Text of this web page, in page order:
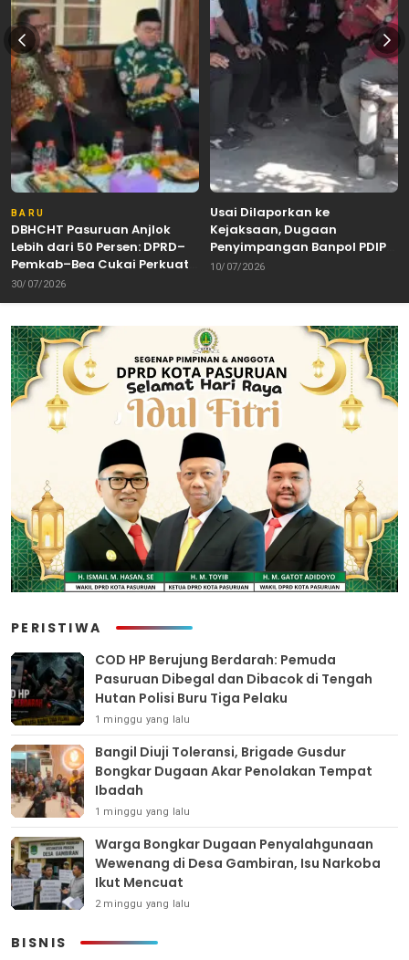
BARU
DBHCHT Pasuruan Anjlok
Lebih dari 50 Persen: DPRD–
Pemkab–Bea Cukai Perkuat
Perang Melawan Peredaran
Rokok Ilegal
30/07/2026
Usai Dilaporkan ke
Kejaksaan, Dugaan
Penyimpangan Banpol PDIP
Pasuruan Dinyatakan
Cabut Laporan”
10/07/2026
PERISTIWA
COD HP Berujung Berdarah: Pemuda
Pasuruan Dibegal dan Dibacok di Tengah
Hutan Polisi Buru Tiga Pelaku
1 minggu yang lalu
Bangil Diuji Toleransi, Brigade Gusdur
Bongkar Dugaan Akar Penolakan Tempat
Ibadah
1 minggu yang lalu
Warga Bongkar Dugaan Penyalahgunaan
Wewenang di Desa Gambiran, Isu Narkoba
Ikut Mencuat
2 minggu yang lalu
BISNIS